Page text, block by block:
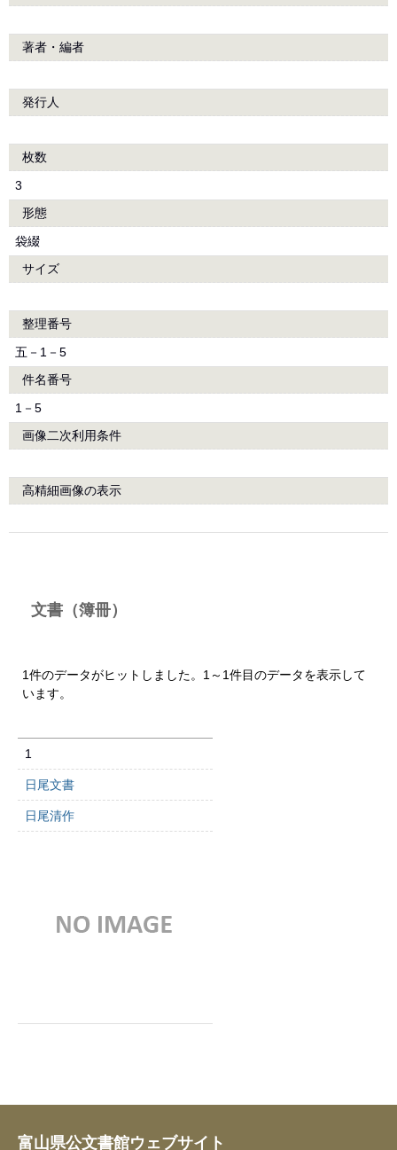
著者・編者
発行人
枚数
3
形態
袋綴
サイズ
整理番号
五－1－5
件名番号
1－5
画像二次利用条件
高精細画像の表示
文書（簿冊）
1件のデータがヒットしました。1～1件目のデータを表示して
います。
1
日尾文書
日尾清作
富山県公文書館ウェブサイト